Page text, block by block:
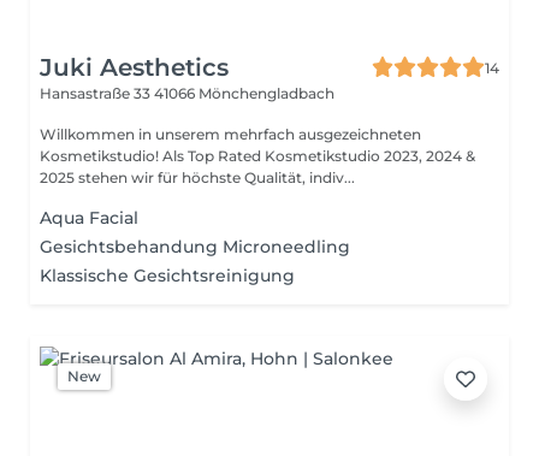
Juki Aesthetics
14
Hansastraße 33 41066 Mönchengladbach
Willkommen in unserem mehrfach ausgezeichneten
Kosmetikstudio! Als Top Rated Kosmetikstudio 2023, 2024 &
2025 stehen wir für höchste Qualität, indiv...
Aqua Facial
Gesichtsbehandung Microneedling
Klassische Gesichtsreinigung
New